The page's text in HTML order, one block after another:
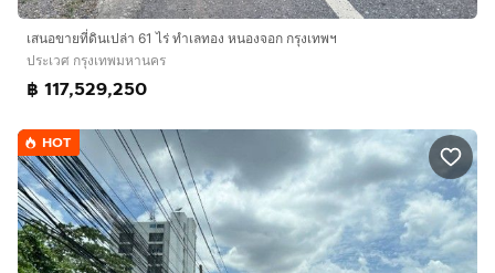
เสนอขายที่ดินเปล่า 61 ไร่ ทำเลทอง หนองจอก กรุงเทพฯ
ประเวศ กรุงเทพมหานคร
฿ 117,529,250
HOT